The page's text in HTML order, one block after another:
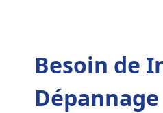
Besoin de